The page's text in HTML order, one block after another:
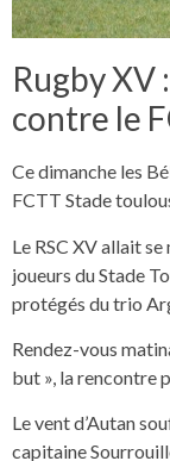
Rugby XV
contre le
Ce dimanche les
FCTT Stade
Le RSC XV allait
joueurs du Stade
protégés du trio
Rendez-vous
but », la rencontre
Le vent d’Autan
capitaine